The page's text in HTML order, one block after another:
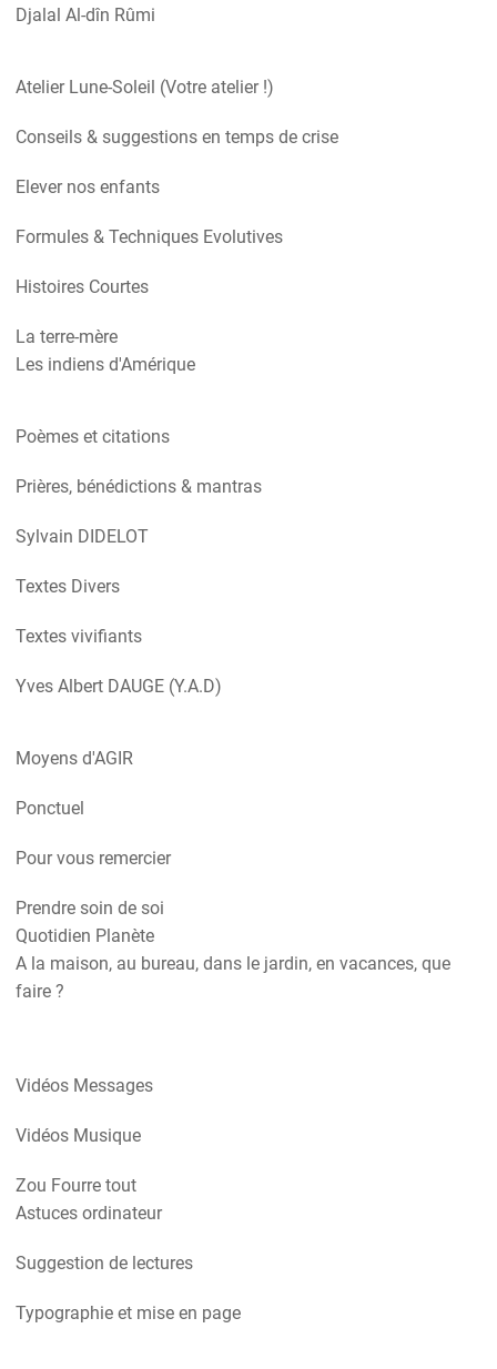
Djalal Al-dîn Rûmi
Atelier Lune-Soleil (Votre atelier !)
Conseils & suggestions en temps de crise
Elever nos enfants
Formules & Techniques Evolutives
Histoires Courtes
La terre-mère
Les indiens d'Amérique
Poèmes et citations
Prières, bénédictions & mantras
Sylvain DIDELOT
Textes Divers
Textes vivifiants
Yves Albert DAUGE (Y.A.D)
Moyens d'AGIR
Ponctuel
Pour vous remercier
Prendre soin de soi
Quotidien Planète
A la maison, au bureau, dans le jardin, en vacances, que
faire ?
Vidéos Messages
Vidéos Musique
Zou Fourre tout
Astuces ordinateur
Suggestion de lectures
Typographie et mise en page